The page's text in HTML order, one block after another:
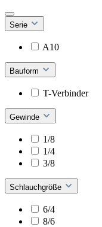
Serie
A10
Bauform
T-Verbinder
Gewinde
1/8
1/4
3/8
Schlauchgröße
6/4
8/6